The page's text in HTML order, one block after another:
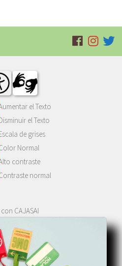
el Texto
el Texto
de grises
Normal
contraste
normal
CAJASAI